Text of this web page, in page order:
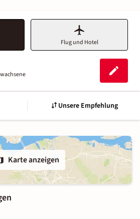
Flug und Hotel
Unsere Empfehlung
Karte anzeigen